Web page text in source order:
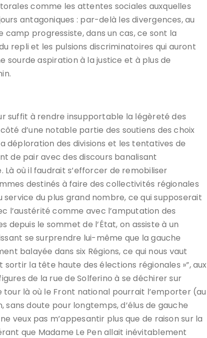
comme les attentes sociales auxquelles
antagoniques : par-delà les divergences, au
progressiste, dans un cas, ce sont la
repli et les pulsions discriminatoires qui auront
sourde aspiration à la justice et à plus de
suffit à rendre insupportable la légèreté des
d’une notable partie des soutiens des choix
déploration des divisions et les tentatives de
de pair avec des discours banalisant
où il faudrait s’efforcer de remobiliser
destinés à faire des collectivités régionales
du plus grand nombre, ce qui supposerait
l’austérité comme avec l’amputation des
le sommet de l’État, on assiste à un
se surprendre lui-même que la gauche
balayée dans six Régions, ce qui nous vaut
la tête haute des élections régionales »”, aux
de la rue de Solferino à se déchirer sur
là où le Front national pourrait l’emporter (au
doute pour longtemps, d’élus de gauche
veux pas m’appesantir plus que de raison sur la
que Madame Le Pen allait inévitablement